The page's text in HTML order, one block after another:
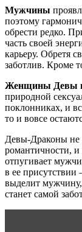
Мужчины
поэтому
обрести редко.
часть своей
карьеру. Обретя
заботлив. Кроме
Женщины Девы
природной
поклонниках, и
то и вовсе
Девы-Драконы не
романтичности,
отпугивает
в ее присутствии
выделит
станет самой